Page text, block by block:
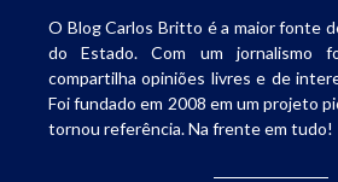
O Blog Carlos Britto é a maior fonte
do Estado. Com um jornalismo
compartilha opiniões livres e de
Foi fundado em 2008 em um projeto
tornou referência. Na frente em tudo!